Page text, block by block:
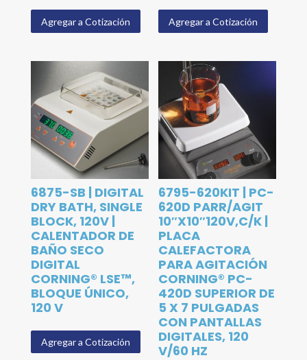
Agregar a Cotización Agregar a Cotización
6875-SB | DIGITAL
DRY BATH, SINGLE
BLOCK, 120V |
CALENTADOR DE
BAÑO SECO
DIGITAL
CORNING® LSE™,
BLOQUE ÚNICO,
120 V
Agregar a Cotización
6795-620KIT | PC-
620D PARR/AGIT
10″X10″120V,C/K |
PLACA
CALEFACTORA
PARA AGITACIÓN
CORNING® PC-
420D SUPERIOR DE
5 X 7 PULGADAS
CON PANTALLAS
DIGITALES, 120
V/60 HZ